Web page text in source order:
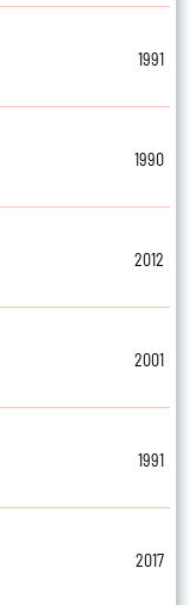
1991
1990
2012
2001
1991
2017